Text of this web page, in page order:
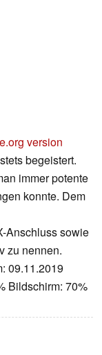
version
begeistert.
immer potente
konnte. Dem
Anschluss sowie
zu nennen.
09.11.2019
Bildschirm: 70%